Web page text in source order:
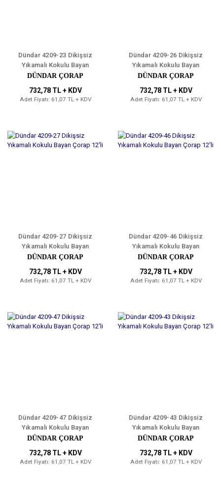
Dündar 4209-23 Dikişsiz
Yıkamalı Kokulu Bayan
Çorap 12'li
DÜNDAR ÇORAP
732,78 TL + KDV
Adet Fiyatı: 61,07 TL + KDV
Dündar 4209-26 Dikişsiz
Yıkamalı Kokulu Bayan
Çorap 12'li
DÜNDAR ÇORAP
732,78 TL + KDV
Adet Fiyatı: 61,07 TL + KDV
Dündar 4209-27 Dikişsiz
Yıkamalı Kokulu Bayan
Çorap 12'li
DÜNDAR ÇORAP
732,78 TL + KDV
Adet Fiyatı: 61,07 TL + KDV
Dündar 4209-46 Dikişsiz
Yıkamalı Kokulu Bayan
Çorap 12'li
DÜNDAR ÇORAP
732,78 TL + KDV
Adet Fiyatı: 61,07 TL + KDV
Dündar 4209-47 Dikişsiz
Yıkamalı Kokulu Bayan
Çorap 12'li
DÜNDAR ÇORAP
732,78 TL + KDV
Adet Fiyatı: 61,07 TL + KDV
Dündar 4209-43 Dikişsiz
Yıkamalı Kokulu Bayan
Çorap 12'li
DÜNDAR ÇORAP
732,78 TL + KDV
Adet Fiyatı: 61,07 TL + KDV